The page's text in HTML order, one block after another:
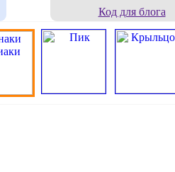
Код для блога